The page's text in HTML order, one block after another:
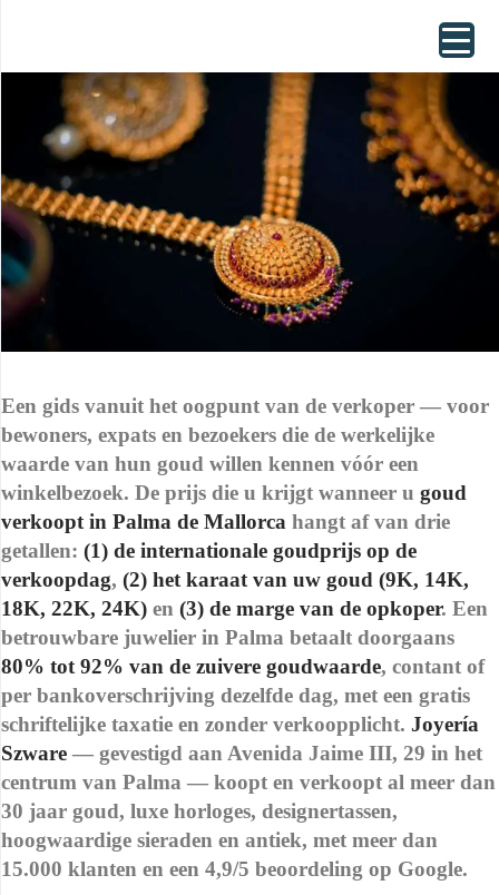
Een gids vanuit het oogpunt van de verkoper — voor
bewoners, expats en bezoekers die de werkelijke
waarde van hun goud willen kennen vóór een
winkelbezoek. De prijs die u krijgt wanneer u goud
verkoopt in Palma de Mallorca hangt af van drie
getallen: (1) de internationale goudprijs op de
verkoopdag, (2) het karaat van uw goud (9K, 14K,
18K, 22K, 24K) en (3) de marge van de opkoper. Een
betrouwbare juwelier in Palma betaalt doorgaans
80% tot 92% van de zuivere goudwaarde, contant of
per bankoverschrijving dezelfde dag, met een gratis
schriftelijke taxatie en zonder verkoopplicht. Joyería
Szware — gevestigd aan Avenida Jaime III, 29 in het
centrum van Palma — koopt en verkoopt al meer dan
30 jaar goud, luxe horloges, designertassen,
hoogwaardige sieraden en antiek, met meer dan
15.000 klanten en een 4,9/5 beoordeling op Google.